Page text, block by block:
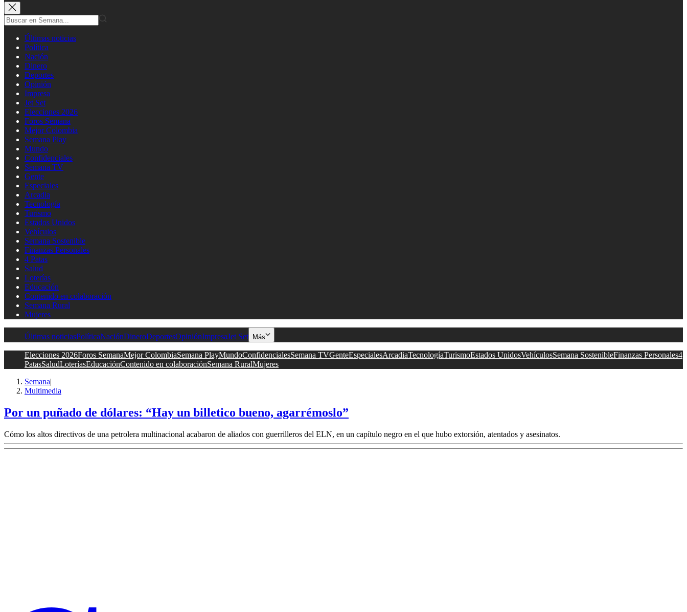
Últimas noticias
Política
Nación
Dinero
Deportes
Opinión
Impresa
Jet Set
Elecciones 2026
Foros Semana
Mejor Colombia
Semana Play
Mundo
Confidenciales
Semana TV
Gente
Especiales
Arcadia
Tecnología
Turismo
Estados Unidos
Vehículos
Semana Sostenible
Finanzas Personales
4 Patas
Salud
Loterías
Educación
Contenido en colaboración
Semana Rural
Mujeres
Últimas noticiasPolíticaNaciónDineroDeportesOpiniónImpresaJet Set Más
Elecciones 2026Foros SemanaMejor ColombiaSemana PlayMundoConfidencialesSemana TVGenteEspecialesArcadiaTecnologíaTurismoEstados UnidosVehículosSemana SostenibleFinanzas Personales4
PatasSaludLoteríasEducaciónContenido en colaboraciónSemana RuralMujeres
Semana|
Multimedia
Por un puñado de dólares: “Hay un billetico bueno, agarrémoslo”
Cómo los altos directivos de una petrolera multinacional acabaron de aliados con guerrilleros del ELN, en un capítulo negro en el que hubo extorsión, atentados y asesinatos.